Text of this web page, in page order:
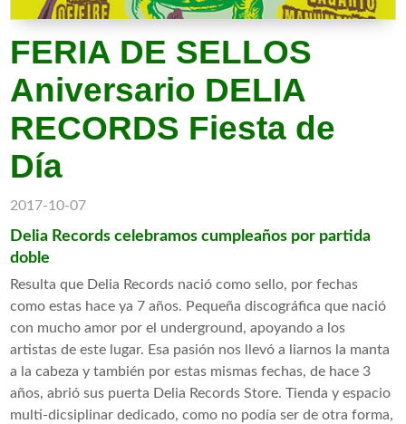
FERIA DE SELLOS
Aniversario DELIA
RECORDS Fiesta de
Día
2017-10-07
Delia Records celebramos cumpleaños por partida
doble
Resulta que Delia Records nació como sello, por fechas
como estas hace ya 7 años. Pequeña discográfica que nació
con mucho amor por el underground, apoyando a los
artistas de este lugar. Esa pasión nos llevó a liarnos la manta
a la cabeza y también por estas mismas fechas, de hace 3
años, abrió sus puerta Delia Records Store. Tienda y espacio
multi-dicsiplinar dedicado, como no podía ser de otra forma,